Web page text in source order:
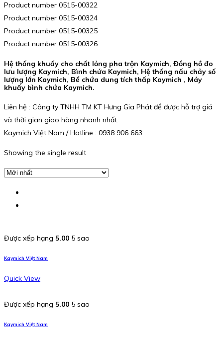
Product number 0515-00322
Product number 0515-00324
Product number 0515-00325
Product number 0515-00326
Hệ thống khuấy cho chất lỏng pha trộn Kaymich, Đồng hồ đo
lưu lượng Kaymich, Bình chứa Kaymich, Hệ thống nấu chảy số
lượng lớn Kaymich, Bể chứa dung tích thấp Kaymich , Máy
khuấy bình chứa Kaymich.
Liên hệ : Công ty TNHH TM KT Hưng Gia Phát để được hỗ trợ giá
và thời gian giao hàng nhanh nhất.
Kaymich Việt Nam / Hotline : 0938 906 663
Showing the single result
Được xếp hạng 5.00 5 sao
Kaymich Việt Nam
Quick View
Được xếp hạng 5.00 5 sao
Kaymich Việt Nam